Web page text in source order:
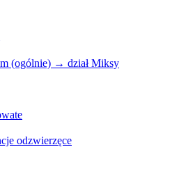
→ dział Miksy
odzwierzęce